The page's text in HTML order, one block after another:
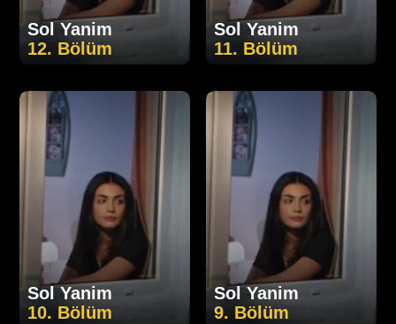
Sol Yanim
12. Bölüm
Sol Yanim
11. Bölüm
Sol Yanim
10. Bölüm
Sol Yanim
9. Bölüm